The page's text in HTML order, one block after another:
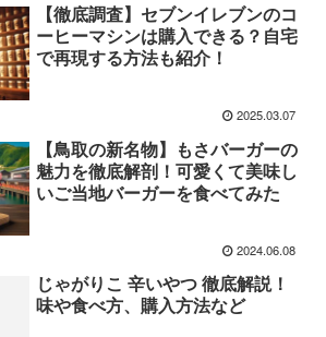
【徹底調査】セブンイレブンのコ
ーヒーマシンは購入できる？自宅
で再現する方法も紹介！
2025.03.07
【鳥取の新名物】もさバーガーの
魅力を徹底解剖！可愛くて美味し
いご当地バーガーを食べてみた
2024.06.08
じゃがりこ 辛いやつ 徹底解説！
味や食べ方、購入方法など